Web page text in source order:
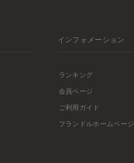
インフォメーション
ランキング
会員ページ
ご利用ガイド
フランドルホームページ